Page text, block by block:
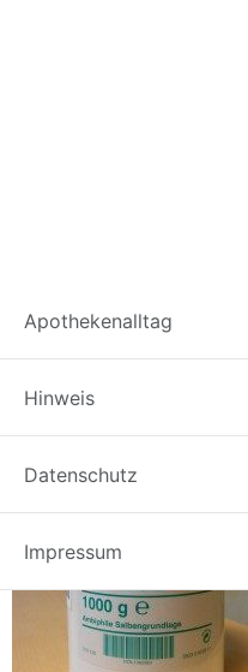
Apothekenalltag
Hinweis
Datenschutz
Impressum